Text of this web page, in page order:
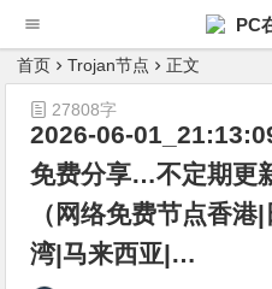
PC
首页 Trojan节点 正文
2026-06-
免费分享…不定期更
（网络免费节点香
湾|马来西亚|…
27808字